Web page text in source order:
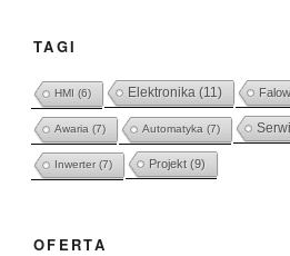
TAGI
HMI (6) Elektronika (11)
Awaria (7) Automatyka (7)
Inwerter(7) Projekt (9)
OFERTA